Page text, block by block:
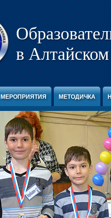
в
МЕРОПРИЯТИЯ МЕТОДИЧКА